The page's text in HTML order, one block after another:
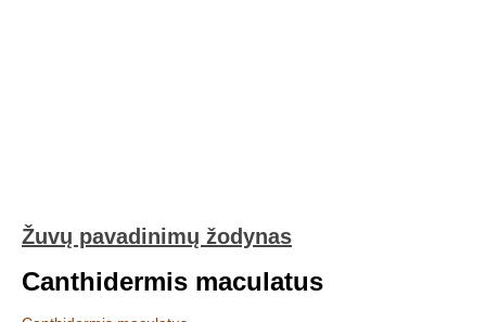
Žuvų pavadinimų žodynas
Canthidermis maculatus